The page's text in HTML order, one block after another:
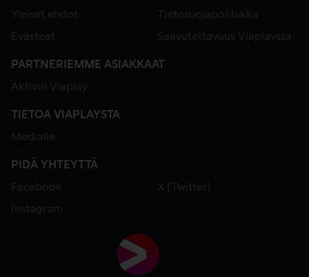
Yleiset ehdot
Tietosuojapolitiikka
Evästeet
Saavutettavuus Viaplayssa
PARTNERIEMME ASIAKKAAT
Aktivoi Viaplay
TIETOA VIAPLAYSTA
Medialle
PIDÄ YHTEYTTÄ
Facebook
X (Twitter)
Instagram